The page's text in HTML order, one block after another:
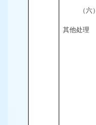
（六）
其他处理